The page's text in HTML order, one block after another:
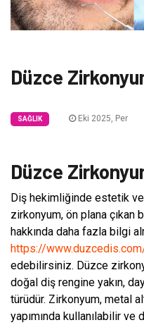
Düzce
SAĞLIK Eki 2025, Per
Düzce
Diş hekimliğinde estetik ve
zirkonyum, ön plana çıkan
hakkında daha fazla bilgi
https://
edebilirsiniz. Düzce
doğal diş rengine yakın,
türüdür. Zirkonyum, metal
yapımında kullanılabilir